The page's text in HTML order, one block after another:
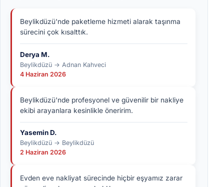
Beylikdüzü'nde paketleme hizmeti alarak taşınma
sürecini çok kısalttık.
Derya M.
Beylikdüzü → Adnan Kahveci
4 Haziran 2026
Beylikdüzü'nde profesyonel ve güvenilir bir nakliye
ekibi arayanlara kesinlikle öneririm.
Yasemin D.
Beylikdüzü → Beylikdüzü
2 Haziran 2026
Evden eve nakliyat sürecinde hiçbir eşyamız zarar